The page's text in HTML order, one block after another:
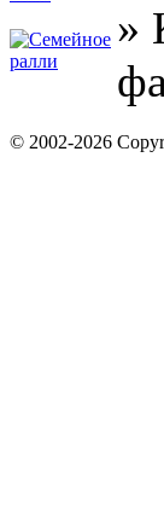
»
© 2002-2026